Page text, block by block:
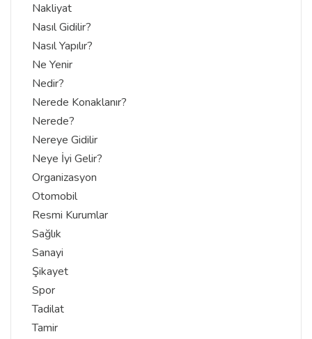
Nakliyat
Nasıl Gidilir?
Nasıl Yapılır?
Ne Yenir
Nedir?
Nerede Konaklanır?
Nerede?
Nereye Gidilir
Neye İyi Gelir?
Organizasyon
Otomobil
Resmi Kurumlar
Sağlık
Sanayi
Şikayet
Spor
Tadilat
Tamir